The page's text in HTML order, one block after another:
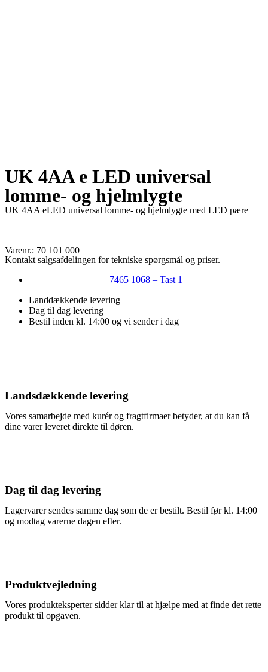
UK 4AA e LED universal
lomme- og hjelmlygte
UK 4AA eLED universal lomme- og hjelmlygte med LED pære
Varenr.: 70 101 000
Kontakt salgsafdelingen for tekniske spørgsmål og priser.
7465 1068 – Tast 1
Landdækkende levering
Dag til dag levering
Bestil inden kl. 14:00 og vi sender i dag
Landsdækkende levering
Vores samarbejde med kurér og fragtfirmaer betyder, at du kan få
dine varer leveret direkte til døren.
Dag til dag levering
Lagervarer sendes samme dag som de er bestilt. Bestil før kl. 14:00
og modtag varerne dagen efter.
Produktvejledning
Vores produkteksperter sidder klar til at hjælpe med at finde det rette
produkt til opgaven.